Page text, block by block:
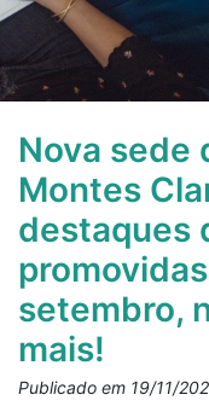
Nova sede
Montes
destaques
setembro,
mais!
Publicado em 19/11/